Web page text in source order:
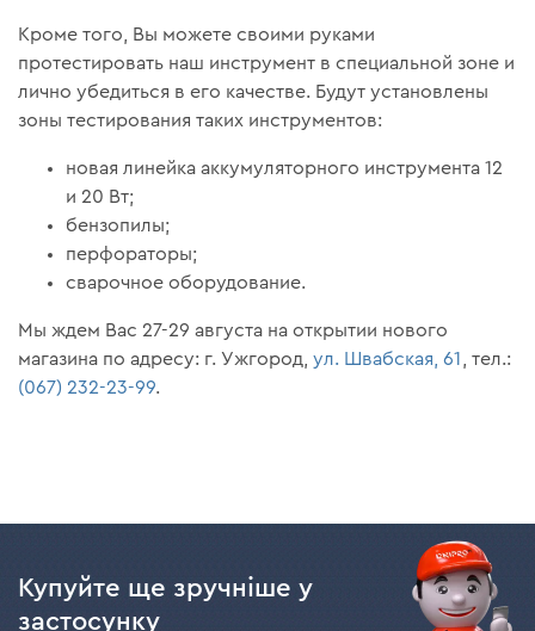
Кроме того, Вы можете своими руками
протестировать наш инструмент в специальной зоне и
лично убедиться в его качестве. Будут установлены
зоны тестирования таких инструментов:
новая линейка аккумуляторного инструмента 12
и 20 Вт;
бензопилы;
перфораторы;
сварочное оборудование.
Мы ждем Вас 27-29 августа на открытии нового
магазина по адресу: г. Ужгород,ул. Швабская, 61 , тел.:
(067) 232-23-99.
Купуйте ще зручніше у
застосунку